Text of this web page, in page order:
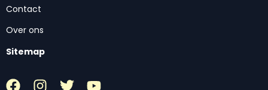
Contact
Over ons
Sitemap